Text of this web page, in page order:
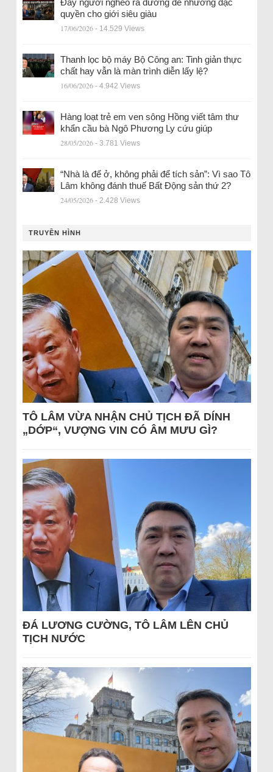
Đẩy người nghèo ra đường để nhường đặc
quyền cho giới siêu giàu
17/06/2026 - 14.529 Views
Thanh lọc bộ máy Bộ Công an: Tinh giản thực
chất hay vẫn là màn trình diễn lấy lệ?
16/06/2026 - 4.942 Views
Hàng loạt trẻ em ven sông Hồng viết tâm thư
khẩn cầu bà Ngô Phương Ly cứu giúp
28/05/2026 - 3.781 Views
“Nhà là để ở, không phải để tích sản”: Vì sao Tô
Lâm không đánh thuế Bất Động sản thứ 2?
24/05/2026 - 2.428 Views
TRUYỀN HÌNH
TÔ LÂM VỪA NHẬN CHỦ TỊCH ĐÃ DÍNH
„DỚP“, VƯỢNG VIN CÓ ÂM MƯU GÌ?
ĐÁ LƯƠNG CƯỜNG, TÔ LÂM LÊN CHỦ
TỊCH NƯỚC